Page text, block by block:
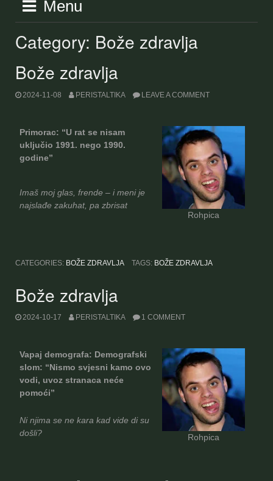
Menu
Category: Bože zdravlja
Bože zdravlja
2024-11-08 PERISTALTIKA LEAVE A COMMENT
Primorac: “U rat se nisam
uključio 1991. nego 1990.
godine”
Rohpica
Imaš moj glas, frende – i meni je
najslađe zakuhat, pa zbrisat
CATEGORIES: BOŽE ZDRAVLJA TAGS: BOŽE ZDRAVLJA
Bože zdravlja
2024-10-17 PERISTALTIKA 1 COMMENT
Vapaj demografa: Demografski
slom: “Nismo svjesni kamo ovo
vodi, uvoz stranaca neće
pomoći”
Rohpica
Ni njima se ne kara kad vide di su
došli?